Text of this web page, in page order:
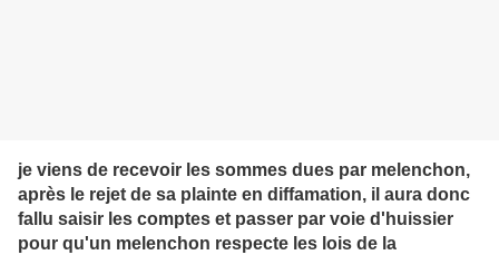
je viens de recevoir les sommes dues par melenchon,
après le rejet de sa plainte en diffamation, il aura donc
fallu saisir les comptes et passer par voie d'huissier
pour qu'un melenchon respecte les lois de la